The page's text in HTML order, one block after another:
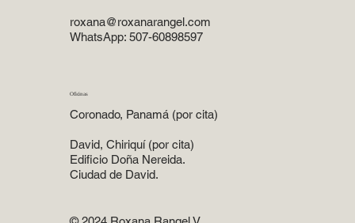
roxana@roxanarangel.com
WhatsApp: 507-60898597
Oficinas
Coronado, Panamá (por cita)
David, Chiriquí (por cita)
Edificio Doña Nereida.
Ciudad de David.